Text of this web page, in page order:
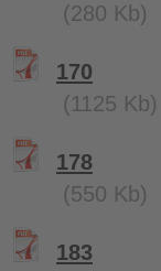
(280 Kb)
170
(1125 Kb)
178
(550 Kb)
183